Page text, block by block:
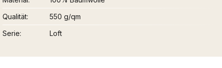
Qualität
550 g/qm
Serie
Loft